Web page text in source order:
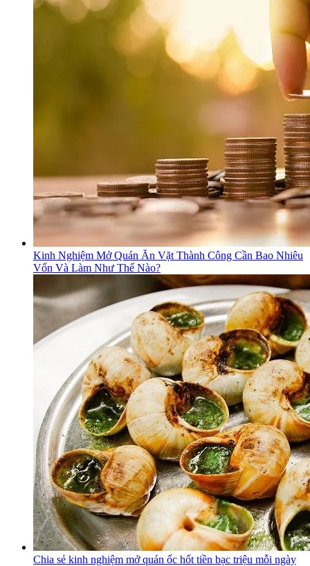
Kinh Nghiệm Mở Quán Ăn Vặt Thành Công Cần Bao Nhiêu
Vốn Và Làm Như Thế Nào?
Chia sẻ kinh nghiệm mở quán ốc hốt tiền bạc triệu mỗi ngày